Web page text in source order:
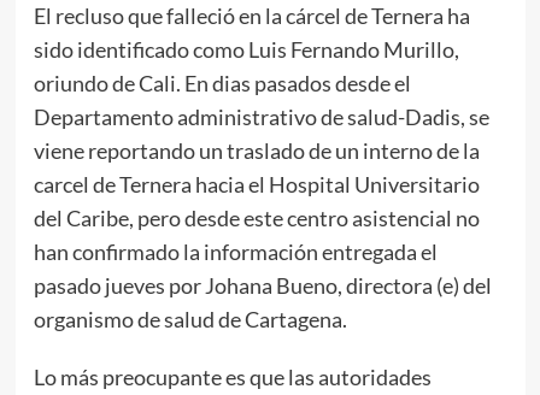
El recluso que falleció en la cárcel de Ternera ha
sido identificado como Luis Fernando Murillo,
oriundo de Cali. En dias pasados desde el
Departamento administrativo de salud-Dadis, se
viene reportando un traslado de un interno de la
carcel de Ternera hacia el Hospital Universitario
del Caribe, pero desde este centro asistencial no
han confirmado la información entregada el
pasado jueves por Johana Bueno, directora (e) del
organismo de salud de Cartagena.
Lo más preocupante es que las autoridades